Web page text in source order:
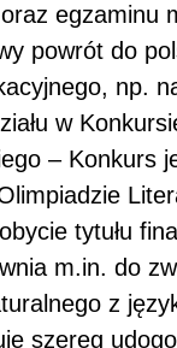
egzaminu
powrót do
np.
w
– Konkurs
tytułu
m.in. do
z
szereg